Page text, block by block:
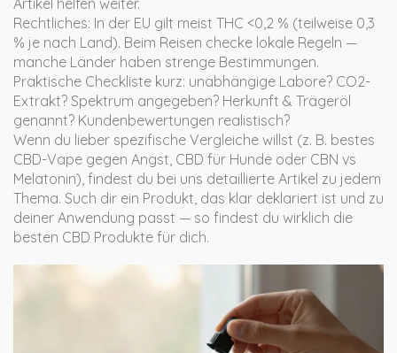
Artikel helfen weiter.
Rechtliches: In der EU gilt meist THC <0,2 % (teilweise 0,3
% je nach Land). Beim Reisen checke lokale Regeln —
manche Länder haben strenge Bestimmungen.
Praktische Checkliste kurz: unabhängige Labore? CO2-
Extrakt? Spektrum angegeben? Herkunft & Trägeröl
genannt? Kundenbewertungen realistisch?
Wenn du lieber spezifische Vergleiche willst (z. B. bestes
CBD-Vape gegen Angst, CBD für Hunde oder CBN vs
Melatonin), findest du bei uns detaillierte Artikel zu jedem
Thema. Such dir ein Produkt, das klar deklariert ist und zu
deiner Anwendung passt — so findest du wirklich die
besten CBD Produkte für dich.